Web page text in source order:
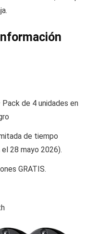
Pack de 4 unidades en
de tiempo
el 28 mayo 2026).
GRATIS.